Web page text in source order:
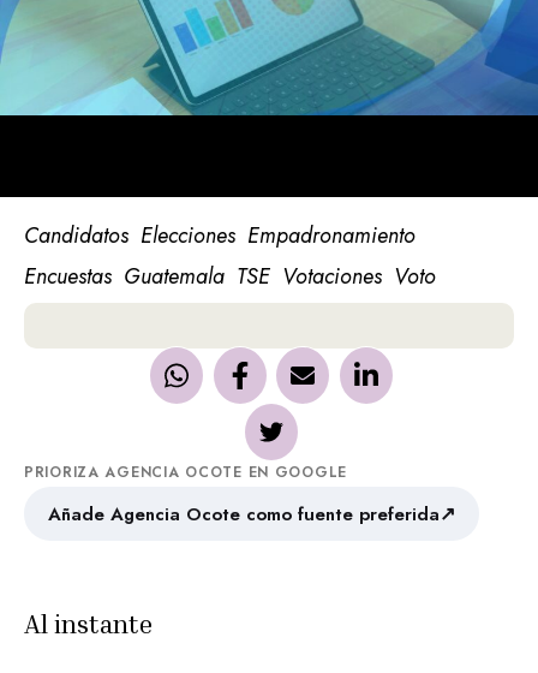
Candidatos Elecciones Empadronamiento
Encuestas Guatemala TSE Votaciones Voto
PRIORIZA AGENCIA OCOTE EN GOOGLE
Añade Agencia Ocote como fuente preferida↗
Al instante